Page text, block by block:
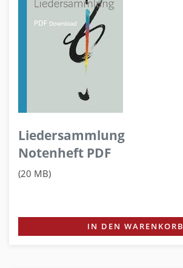
Liedersammlung
Notenheft PDF
(20 MB)
IN DEN WARENKORB